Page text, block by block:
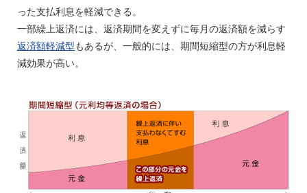
った支払利息を軽減できる。
一部繰上返済には、返済期間を変えずに毎月の返済額を減らす
返済額軽減型もあるが、一般的には、期間短縮型の方が利息軽
減効果が高い。